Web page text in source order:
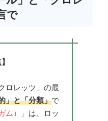
で
ロレッツ」の最
」と「分類」で
ム）」 は、ロッ